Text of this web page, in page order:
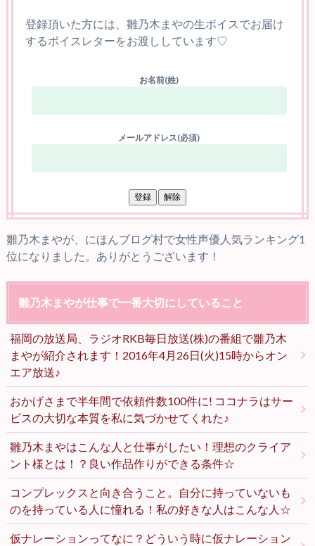
登録頂いた方には、雛乃木まやの生ボイスでお届け
するボイスレターをお渡ししています♡
お名前(姓)
メールアドレス(必須)
雛乃木まやが、にほんブログ村で女性声優人気ランキング1
位になりました。ありがとうございます！
雛乃木まやが仕事で一番大切にしていること
福岡の放送局、ラジオRKB毎日放送(株)の番組で雛乃木
まやが紹介されます！2016年4月26日(火)15時からオン
エア放送♪
おかげさまで半年間で依頼件数100件に! ココナラはサー
ビスの大切な本質を私に気づかせてくれた♪
雛乃木まやはこんな人と仕事がしたい！理想のクライア
ント様とは！？良い作品作りができる条件☆
コンプレックスと向き合うこと。自分に持っていないも
のを持っている人に憧れる！私の好きな人はこんな人☆
仮ナレーションってなに？どういう時に仮ナレーション